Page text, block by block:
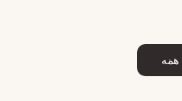
همه